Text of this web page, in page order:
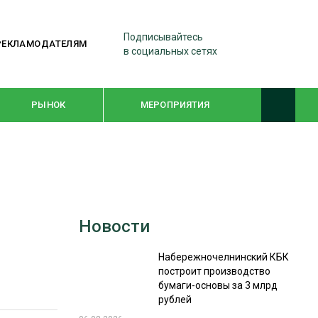
Подписывайтесь
в социальных сетях
РЫНОК МЕРОПРИЯТИЯ
WOODEX-2021
СУШКА ДРЕВЕСИНЫ
Новости
Набережночелнинский КБК
построит производство
бумаги-основы за 3 млрд
рублей